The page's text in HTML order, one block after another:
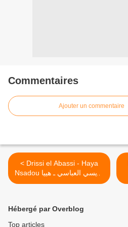
Commentaires
Ajouter un commentaire
< Drissi el Abassi - Haya
Nsadou دريسي العباسي ـ هييا
نصدّو
Hébergé par Overblog
Top articles